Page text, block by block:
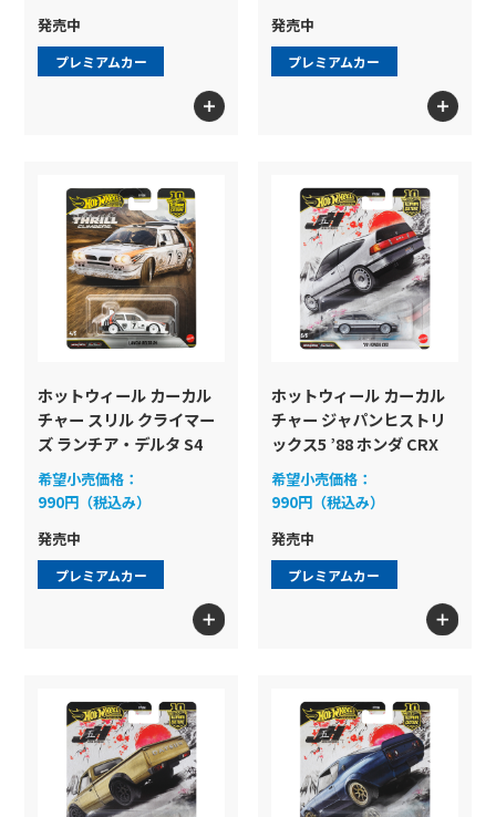
レトロエンターテイメント
映画やゲームなどのエンターテイメ
ポップカルチャー アソート
アメリカンカルチャーを代表するブ
ランドやエンターテイメントなどを
テーマにしたシリーズ！
発売中
プレミアムカー
発売中
プレミアムカー
ホットウィール カーカル
チャー スリル クライマー
ズ ランチア・デルタ S4
希望小売価格：
990円（税込み）
発売中
プレミアムカー
ホットウィール カーカル
チャー ジャパンヒストリ
ックス5 ’88 ホンダ CRX
希望小売価格：
990円（税込み）
発売中
プレミアムカー